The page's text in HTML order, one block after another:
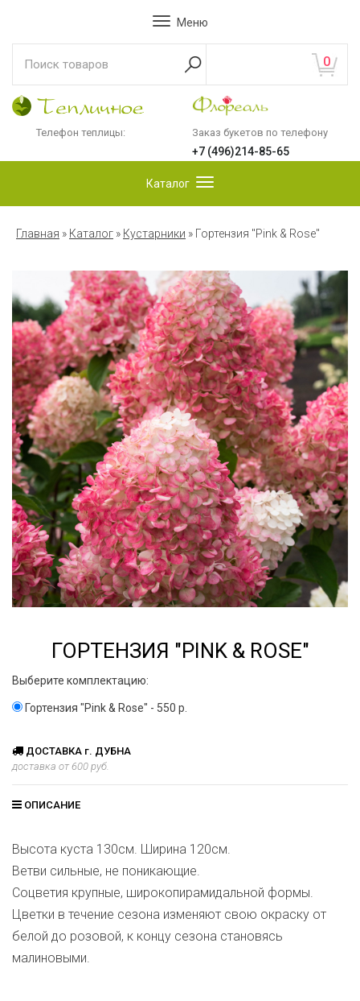
Меню
0
Телефон теплицы: Заказ букетов по телефону
+7 (496)214-85-65
Каталог
Главная » Каталог » Кустарники » Гортензия "Pink & Rose"
ГОРТЕНЗИЯ "PINK & ROSE"
Выберите комплектацию:
Гортензия "Pink & Rose" - 550 р.
ДОСТАВКА г. ДУБНА
доставка от 600 руб.
ОПИСАНИЕ
Высота куста 130см. Ширина 120см.
Ветви сильные, не поникающие.
Соцветия крупные, широкопирамидальной формы.
Цветки в течение сезона изменяют свою окраску от
белой до розовой, к концу сезона становясь
малиновыми.